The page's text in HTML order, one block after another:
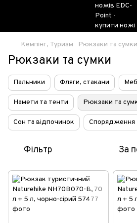
Кемпінг, Туризм Рюкзаки та сумки
Рюкзаки та сумки
Пальники Фляги, стакани
Намети та тенти Рюкзаки та
Сон та відпочинок Спорядження
Фільтр За